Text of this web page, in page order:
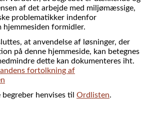
af det arbejde med miljømæssige,
problematikker indenfor
hjemmesiden formidler.
at anvendelse af løsninger, der
på denne hjemmeside, kan betegnes
dette kan dokumenteres iht.
fortolkning af
henvises til Ordlisten.